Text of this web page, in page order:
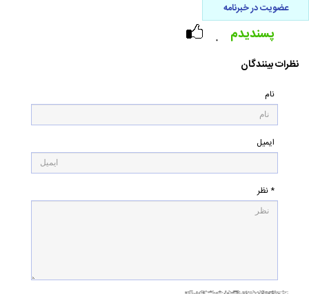
عضویت در خبرنامه
۰ پسندیدم
نظرات بینندگان
نام
ایمیل
* نظر